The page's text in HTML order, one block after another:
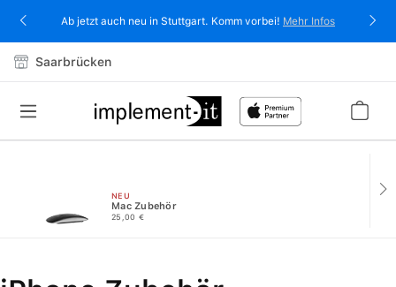
springenAb jetzt auch neu in Stuttgart. Komm vorbei! Mehr Infos
Saarbrücken
NEU
Mac Zubehör
25,00 €